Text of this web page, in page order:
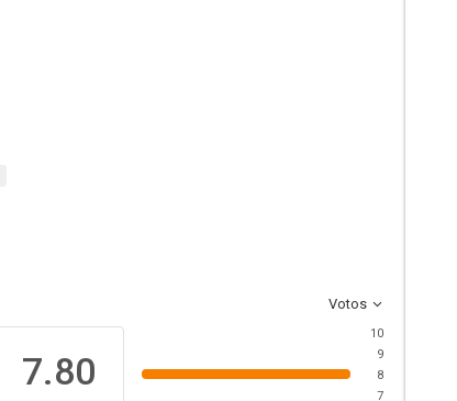
Votos
7.80
10
9
8
7